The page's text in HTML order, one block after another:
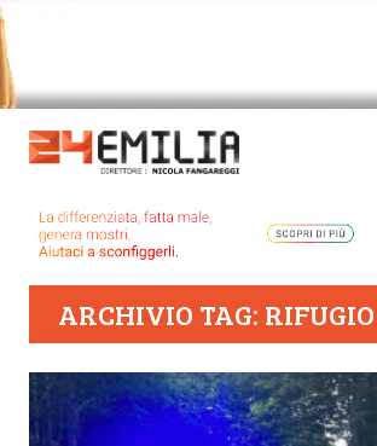
ARCHIVIO TAG: